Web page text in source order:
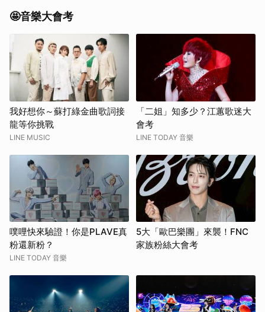
🤩音樂大會考
我好想你～蘇打綠金曲歌詞接
龍等你挑戰
LINE MUSIC
「二姐」知多少？江蕙歌迷大
會考
LINE TODAY 音樂
噗哩快來驗證！你是PLAVE真
粉還新粉？
LINE TODAY 音樂
5大「歐巴樂團」來襲！FNC
家族粉絲大會考